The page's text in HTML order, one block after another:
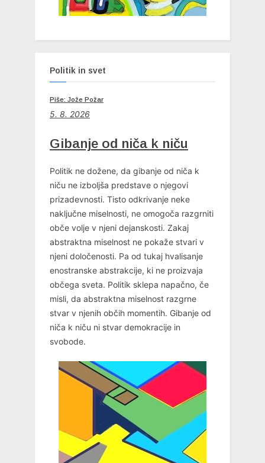
Politik in svet
Piše: Jože Požar
5. 8. 2026
Gibanje od niča k niču
Politik ne dožene, da gibanje od niča k
niču ne izboljša predstave o njegovi
prizadevnosti. Tisto odkrivanje neke
naključne miselnosti, ne omogoča razgrniti
obče volje v njeni dejanskosti. Zakaj
abstraktna miselnost ne pokaže stvari v
njeni določenosti. Pa od tukaj hvalisanje
enostranske abstrakcije, ki ne proizvaja
občega sveta. Politik sklepa napačno, če
misli, da abstraktna miselnost razgrne
stvar v njenih občih momentih. Gibanje od
niča k niču ni stvar demokracije in
svobode.